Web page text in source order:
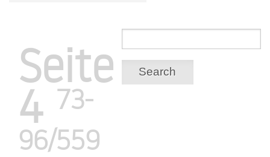
Search
Seite
4 73-
96/559